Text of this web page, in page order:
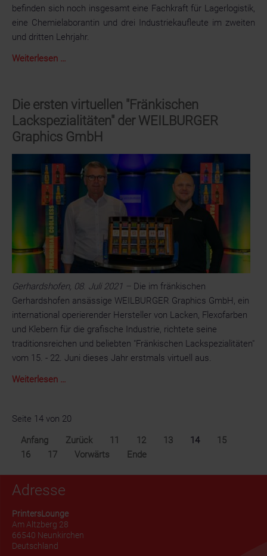
befinden sich noch insgesamt eine Fachkraft für Lagerlogistik,
eine Chemielaborantin und drei Industriekaufleute im zweiten
und dritten Lehrjahr.
Weiterlesen …
Auszubildende
bei
Epple
Die ersten virtuellen "Fränkischen
Lackspezialitäten" der WEILBURGER
Graphics GmbH
Gerhardshofen, 08. Juli 2021 – Die im fränkischen
Gerhardshofen ansässige WEILBURGER Graphics GmbH, ein
international operierender Hersteller von Lacken, Flexofarben
und Klebern für die grafische Industrie, richtete seine
traditionsreichen und beliebten "Fränkischen Lackspezialitäten"
vom 15. - 22. Juni dieses Jahr erstmals virtuell aus.
Weiterlesen …
"Fränkischen
Lackspezialitäten"
der
Seite 14 von 20
Anfang
Zurück 11 12 13 14
15
16
17 Vorwärts Ende
Adresse
PrintersLounge
Am Altzberg 28
66540 Neunkirchen
Deutschland